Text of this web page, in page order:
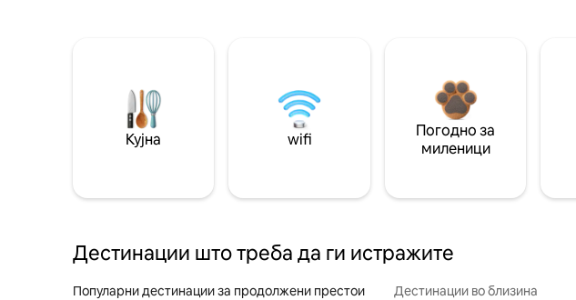
Кујна wifi
Погодно за
миленици
Дестинации што треба да ги истражите
Популарни дестинации за продолжени престои Дестинации во близина